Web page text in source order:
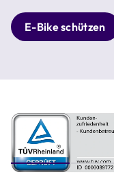
E-Bike schützen
Step 1 of 4